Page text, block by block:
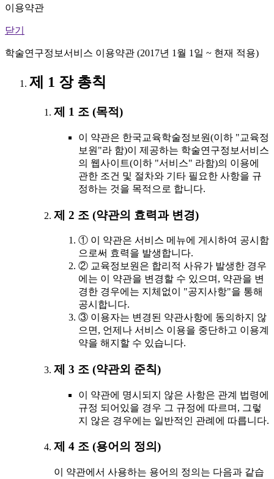
이용약관
닫기
학술연구정보서비스 이용약관 (2017년 1월 1일 ~ 현재 적용)
제 1 장 총칙
제 1 조 (목적)
이 약관은 한국교육학술정보원(이하 "교육정
보원"라 함)이 제공하는 학술연구정보서비스
의 웹사이트(이하 "서비스" 라함)의 이용에
관한 조건 및 절차와 기타 필요한 사항을 규
정하는 것을 목적으로 합니다.
제 2 조 (약관의 효력과 변경)
① 이 약관은 서비스 메뉴에 게시하여 공시함
으로써 효력을 발생합니다.
② 교육정보원은 합리적 사유가 발생한 경우
에는 이 약관을 변경할 수 있으며, 약관을 변
경한 경우에는 지체없이 "공지사항"을 통해
공시합니다.
③ 이용자는 변경된 약관사항에 동의하지 않
으면, 언제나 서비스 이용을 중단하고 이용계
약을 해지할 수 있습니다.
제 3 조 (약관외 준칙)
이 약관에 명시되지 않은 사항은 관계 법령에
규정 되어있을 경우 그 규정에 따르며, 그렇
지 않은 경우에는 일반적인 관례에 따릅니다.
제 4 조 (용어의 정의)
이 약관에서 사용하는 용어의 정의는 다음과 같습